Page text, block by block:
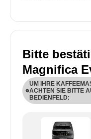
Bitte
Magnifica
UM IHRE
ACHTEN SIE BITTE
BEDIENFELD: